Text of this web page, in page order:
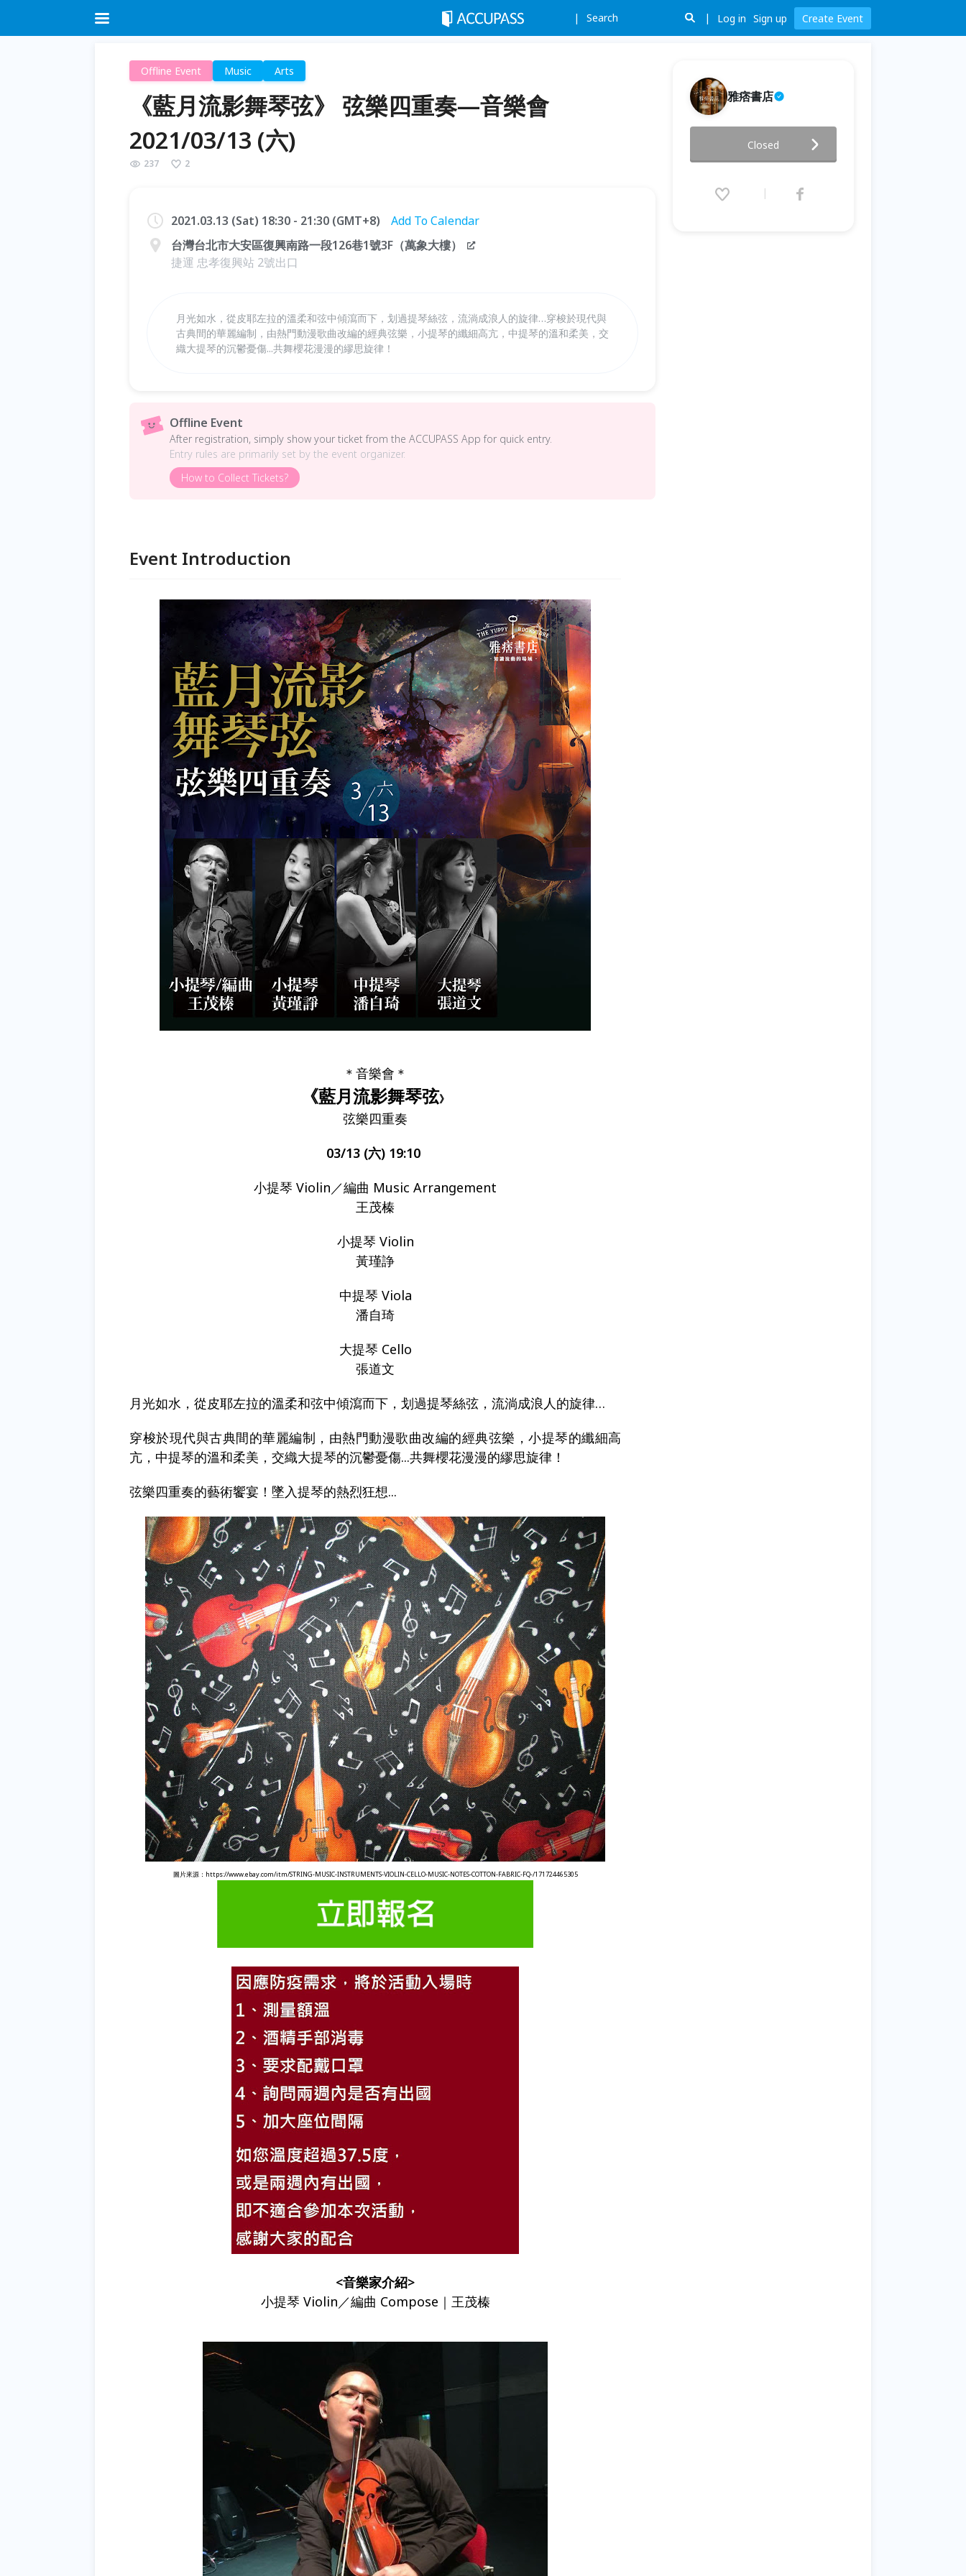
Search Log in Sign up Create Event
Offline Event Music Arts
《藍月流影舞琴弦》 弦樂四重奏—音樂會
2021/03/13 (六)
237 2
2021.03.13 (Sat) 18:30 - 21:30 (GMT+8)
Add To Calendar
台灣台北市大安區復興南路一段126巷1號3F（萬象大樓）
捷運 忠孝復興站 2號出口
月光如水，從皮耶左拉的溫柔和弦中傾瀉而下，划過提琴絲弦，流淌成浪人的旋律…穿梭於現代與
古典間的華麗編制，由熱門動漫歌曲改編的經典弦樂，小提琴的纖細高亢，中提琴的溫和柔美，交
織大提琴的沉鬱憂傷...共舞櫻花漫漫的繆思旋律！
Offline Event
After registration, simply show your ticket from the ACCUPASS App for quick entry.
Entry rules are primarily set by the event organizer.
How to Collect Tickets?
Event Introduction
＊音樂會＊
《藍月流影舞琴弦》
弦樂四重奏
03/13 (六) 19:10
小提琴 Violin／編曲 Music Arrangement
王茂榛
小提琴 Violin
黃瑾諍
中提琴 Viola
潘自琦
大提琴 Cello
張道文
月光如水，從皮耶左拉的溫柔和弦中傾瀉而下，划過提琴絲弦，流淌成浪人的旋律…
穿梭於現代與古典間的華麗編制，由熱門動漫歌曲改編的經典弦樂，小提琴的纖細高
亢，中提琴的溫和柔美，交織大提琴的沉鬱憂傷...共舞櫻花漫漫的繆思旋律！
弦樂四重奏的藝術饗宴！墜入提琴的熱烈狂想...
圖片來源： https://www.ebay.com/itm/STRING-MUSIC-INSTRUMENTS-VIOLIN-CELLO-MUSIC-NOTES-COTTON-FABRIC-FQ-/171724465305
<音樂家介紹>
小提琴 Violin／編曲 Compose｜王茂榛
雅痞書店
—音樂會 2021/03/13 (六)
2021.03.13 (Sat) 18:30 - 21:30
Closed